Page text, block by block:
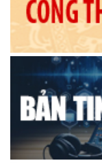
Tiểu phẩm audio
Tiểu phẩm audio
Tiểu phẩm audio
Tiểu phẩm audio